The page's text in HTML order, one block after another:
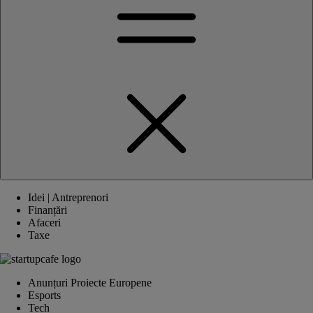
Idei | Antreprenori
Finanțări
Afaceri
Taxe
Anunțuri Proiecte Europene
Esports
Tech